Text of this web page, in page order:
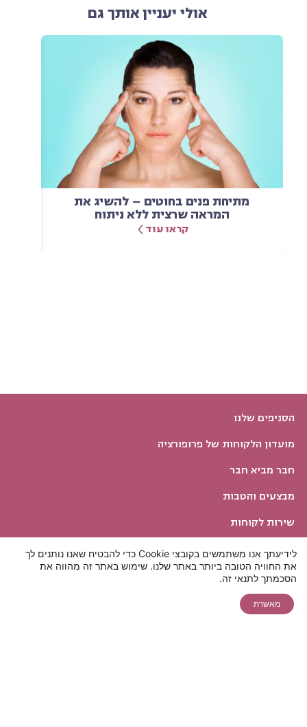
אולי יעניין אותך גם
מתיחת פנים בחוטים – להשיג את
המראה שרצית ללא ניתוח
קראו עוד
להצעת מחיר
אונליין ללייזר
שיחת ייעוץ
הסניפים שלנו
מועדון הלקוחות של פרופורציה
חבר מביא חבר
מבצעים והטבות
שירות לקוחות
חייגו 5599*
הצהרת נגישות
לידיעתך אנו משתמשים בקובצי Cookie כדי להבטיח שאנו נותנים לך
את החוויה הטובה ביותר באתר שלנו. שימוש באתר זה מהווה את
הסכמתך לתנאי זה.
מאשרת